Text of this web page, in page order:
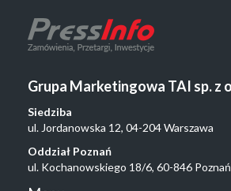
Grupa Marketingowa TAI sp. z
Siedziba
ul. Jordanowska 12, 04-204 Warszawa
Oddział Poznań
ul. Kochanowskiego 18/6, 60-846 Poznań